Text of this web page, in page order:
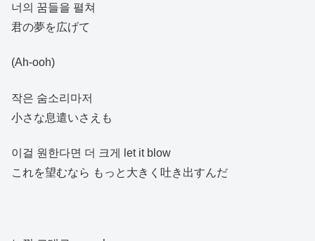
너의 꿈들을 펼쳐
君の夢を広げて
(Ah-ooh)
작은 숨소리마저
小さな息遣いさえも
이걸 원한다면 더 크게 let it blow
これを望むなら もっと大きく吐き出すんだ